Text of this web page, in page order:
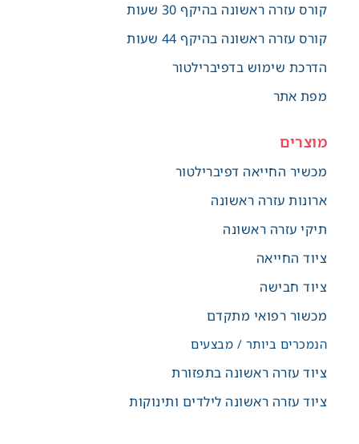
קורס עזרה ראשונה בהיקף 30 שעות
קורס עזרה ראשונה בהיקף 44 שעות
הדרכת שימוש בדפיברילטור
מפת אתר
מוצרים
מכשיר החייאה דפיברילטור
ארונות עזרה ראשונה
תיקי עזרה ראשונה
ציוד החייאה
ציוד חבישה
מכשור רפואי מתקדם
הנמכרים ביותר / מבצעים
ציוד עזרה ראשונה בתפזורת
ציוד עזרה ראשונה לילדים ותינוקות